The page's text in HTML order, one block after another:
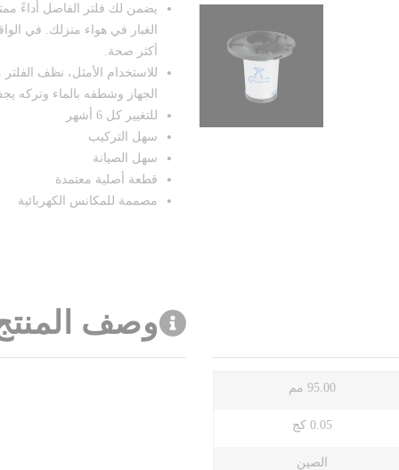
يضمن لك فلتر الفاصل أداءً
الغبار في هواء منزلك. في
أكثر صحة.
للاستخدام الأمثل، نظف
الجهاز وشطفه بالماء وتركه يجف
للتغيير كل 6 أشهر
سهل التركيب
سهل الصيانة
قطعة أصلية معتمدة
مصممة للمكانس الكهربائية
وصف
95.00 مم
0.05 كج
الصين